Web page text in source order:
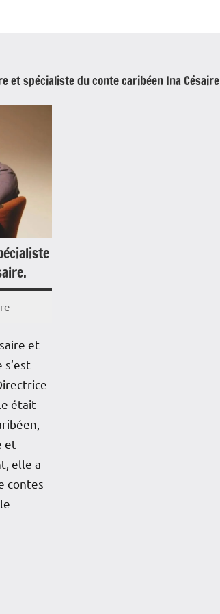
et spécialiste du conte caribéen Ina Césaire
et
s’est
était
et
elle a
contes